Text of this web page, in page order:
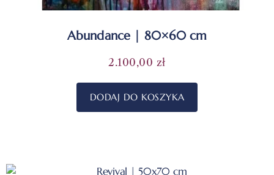
Abundance | 80×60 cm
2.100,00 zł
DODAJ DO KOSZYKA